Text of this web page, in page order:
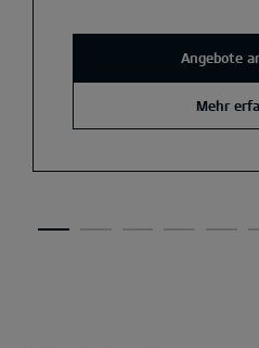
Angebote
Mehr